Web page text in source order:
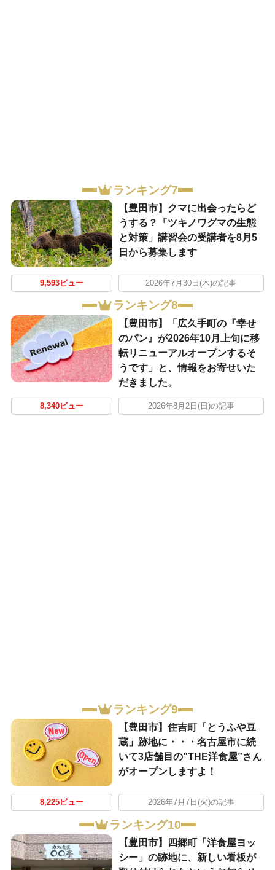
ランキング7
【豊田市】クマに出会ったらど
うする？「ツキノワグマの生態
と対策」講習会の受講者を8月5
日から募集します
9,593ビュー 2026年7月30日(木)の記事
ランキング8
【豊田市】「広久手町の『幸せ
のパン』が2026年10月上旬に移
転リニューアルオープンするそ
うです」と、情報をお寄せいた
だきました。
8,340ビュー 2026年8月2日(日)の記事
ランキング9
【豊田市】住吉町「とうふや豆
蔵」跡地に・・・名古屋市に続
いて3店舗目の”THE洋食屋”さん
がオープンしますよ！
8,225ビュー 2026年7月7日(火)の記事
ランキング10
【豊田市】四郷町「洋食屋ヨッ
シー」の跡地に、新しい看板が